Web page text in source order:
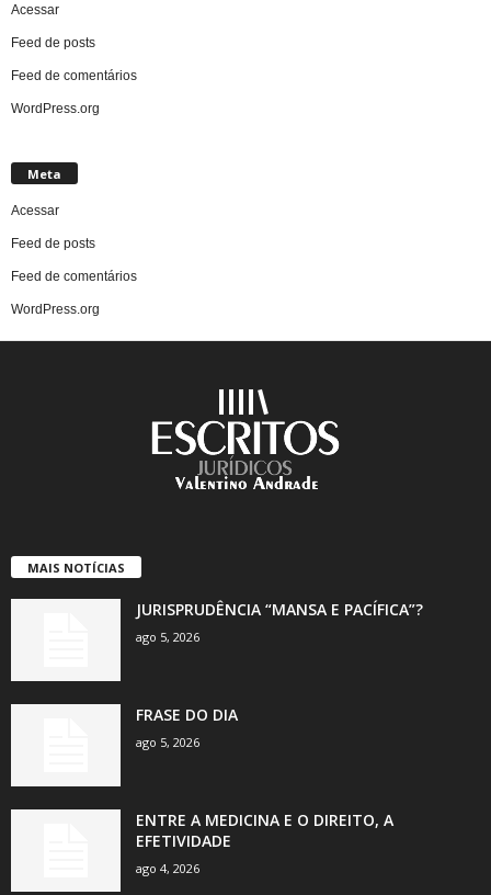
Acessar
Feed de posts
Feed de comentários
WordPress.org
Meta
Acessar
Feed de posts
Feed de comentários
WordPress.org
MAIS NOTÍCIAS
JURISPRUDÊNCIA “MANSA E PACÍFICA”?
ago 5, 2026
FRASE DO DIA
ago 5, 2026
ENTRE A MEDICINA E O DIREITO, A
EFETIVIDADE
ago 4, 2026